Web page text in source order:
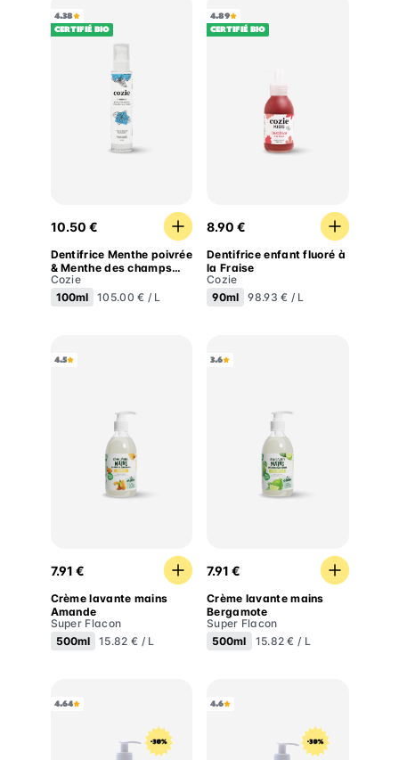
4.38
Certifié BIO
Dentifrice Menthe poivrée & Menthe des champs
10.50 €
Dentifrice Menthe poivrée
& Menthe des champs
sans fluor
Cozie
100ml
105.00 € / L
4.89
Certifié BIO
Dentifrice enfant fluoré à
8.90 €
Dentifrice enfant fluoré à
la Fraise
Cozie
90ml
98.93 € / L
4.5
Crème lavante mains Amande
7.91 €
Crème lavante mains
Amande
Super Flacon
500ml
15.82 € / L
3.6
Crème lavante mains
7.91 €
Crème lavante mains
Bergamote
Super Flacon
500ml
15.82 € / L
4.64 4.6